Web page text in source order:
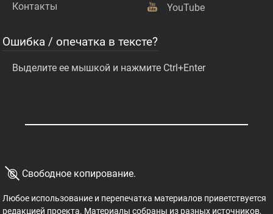
Контакты YouTube
Ошибка / опечатка в тексте?
Выделите ее мышкой и нажмите Ctrl+Enter
© Свободное копирование.
Любое использование и перепечатка материалов приветствуется
редакцией проекта. Материалы собраны из разных источников,